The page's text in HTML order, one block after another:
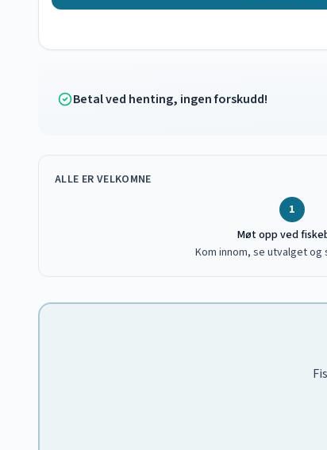
Betal ved henting, ingen forskudd!
ALLE ER VELKOMNE
1
Møt opp ved
Kom innom, se utvalget og